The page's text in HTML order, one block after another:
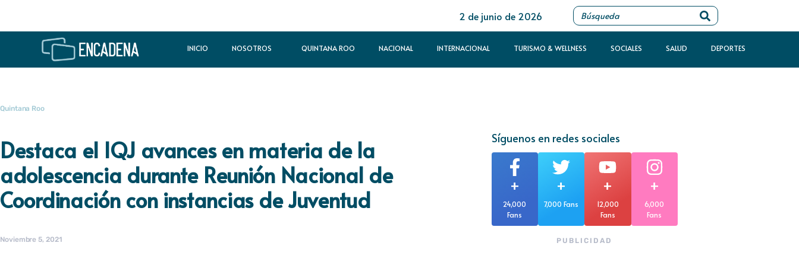
2 de junio de 2026
INICIO NOSOTROS QUINTANA ROO NACIONAL INTERNACIONAL TURISMO & WELLNESS SOCIALES SALUD DEPORTES
Quintana Roo
Destaca el IQJ avances en materia de la
adolescencia durante Reunión Nacional de
Coordinación con instancias de Juventud
Noviembre 5, 2021
Síguenos en redes sociales
+
24,000
Fans
+
7,000 Fans
+
12,000
Fans
+
6,000
Fans
PUBLICIDAD